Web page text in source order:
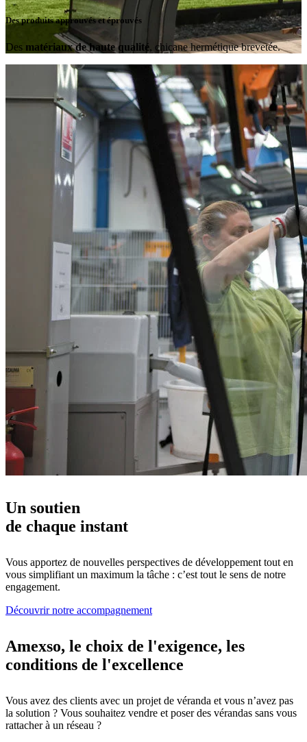
Des produits approuvés et éprouvés
Des matériaux de haute qualité, chicane hermétique brevetée.
Un soutien
de chaque instant
Vous apportez de nouvelles perspectives de développement tout en
vous simplifiant un maximum la tâche : c’est tout le sens de notre
engagement.
Découvrir notre accompagnement
Amexso, le choix de l'exigence, les
conditions de l'excellence
Vous avez des clients avec un projet de véranda et vous n’avez pas
la solution ? Vous souhaitez vendre et poser des vérandas sans vous
rattacher à un réseau ?